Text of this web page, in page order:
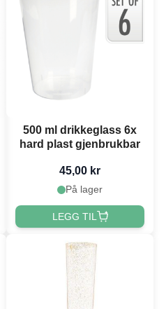
500 ml drikkeglass 6x
hard plast gjenbrukbar
45,00 kr
På lager
LEGG TIL